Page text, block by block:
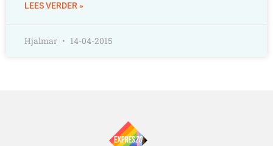
LEES VERDER »
Hjalmar 14-04-2015